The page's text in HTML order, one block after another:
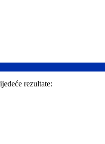
rezultate: